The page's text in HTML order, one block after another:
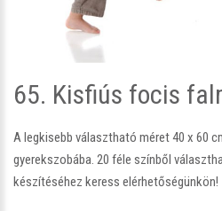
65. Kisfiús focis
A legkisebb választható méret 40 x 60
gyerekszobába. 20 féle színből
készítéséhez keress elérhetőségünkön!